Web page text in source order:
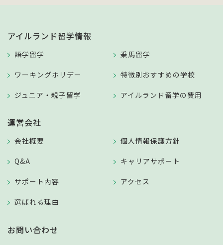
アイルランド留学情報
語学留学
ワーキングホリデー
ジュニア・親子留学
乗馬留学
特徴別おすすめの学校
アイルランド留学の費用
運営会社
会社概要
Q&A
サポート内容
選ばれる理由
個人情報保護方針
キャリアサポート
アクセス
お問い合わせ